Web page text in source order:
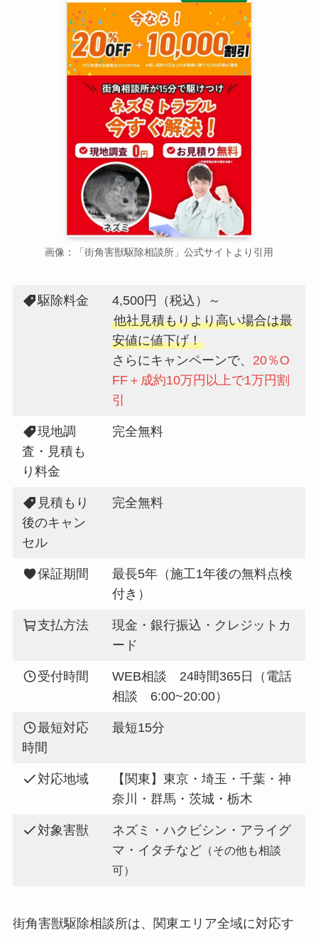
画像：「街角害獣駆除相談所」公式サイトより引用
駆除料金
4,500円（税込）～
他社見積もりより高い場合は最
安値に値下げ！
さらにキャンペーンで、 20％O
FF＋成約10万円以上で1万円割
引
現地調
査・見積も
り料金
完全無料
見積もり
後のキャン
セル
完全無料
保証期間
最長5年（施工1年後の無料点検
付き）
支払方法
現金・銀行振込・クレジットカ
ード
受付時間
WEB相談 24時間365日（電話
相談 6:00~20:00）
最短対応
時間
最短15分
対応地域
【関東】東京・埼玉・千葉・神
奈川・群馬・茨城・栃木
対象害獣
ネズミ・ハクビシン・アライグ
マ・イタチなど （その他も相談
可）
街角害獣駆除相談所は、関東エリア全域に対応す